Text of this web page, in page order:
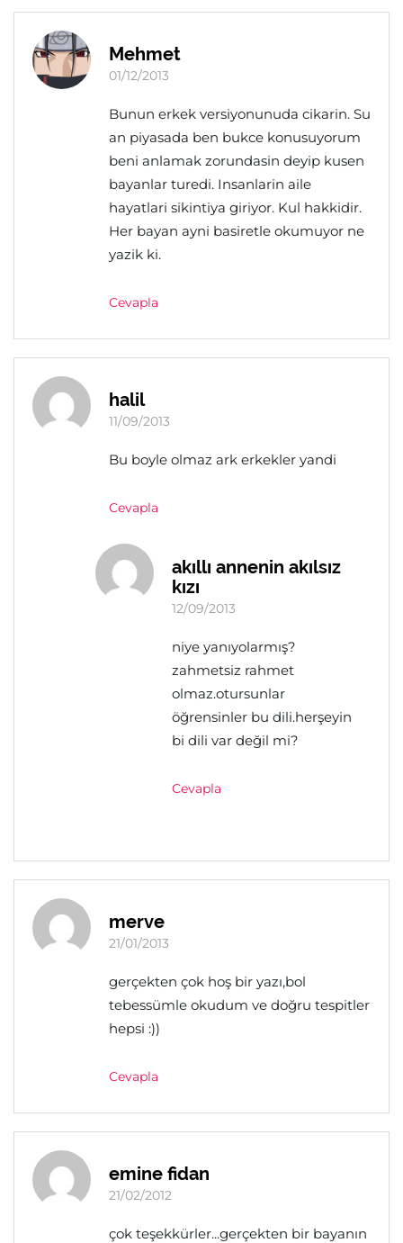
Mehmet
01/12/2013
Bunun erkek versiyonunuda cikarin. Su
an piyasada ben bukce konusuyorum
beni anlamak zorundasin deyip kusen
bayanlar turedi. Insanlarin aile
hayatlari sikintiya giriyor. Kul hakkidir.
Her bayan ayni basiretle okumuyor ne
yazik ki.
Cevapla
halil
11/09/2013
Bu boyle olmaz ark erkekler yandi
Cevapla
akıllı annenin akılsız
kızı
12/09/2013
niye yanıyolarmış?
zahmetsiz rahmet
olmaz.otursunlar
öğrensinler bu dili.herşeyin
bi dili var değil mi?
Cevapla
merve
21/01/2013
gerçekten çok hoş bir yazı,bol
tebessümle okudum ve doğru tespitler
hepsi :))
Cevapla
emine fidan
21/02/2012
çok teşekkürler...gerçekten bir bayanın